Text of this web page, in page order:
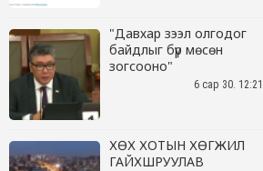
"Давхар зээл олгодог
байдлыг бүр мөсөн
зогсооно"
6 сар 30. 12:21
ХӨХ ХОТЫН ХӨГЖИЛ
ГАЙХШРУУЛАВ